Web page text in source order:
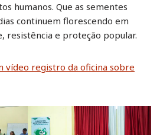
humanos. Que as sementes
continuem florescendo em
resistência e proteção popular.
vídeo registro da oficina sobre